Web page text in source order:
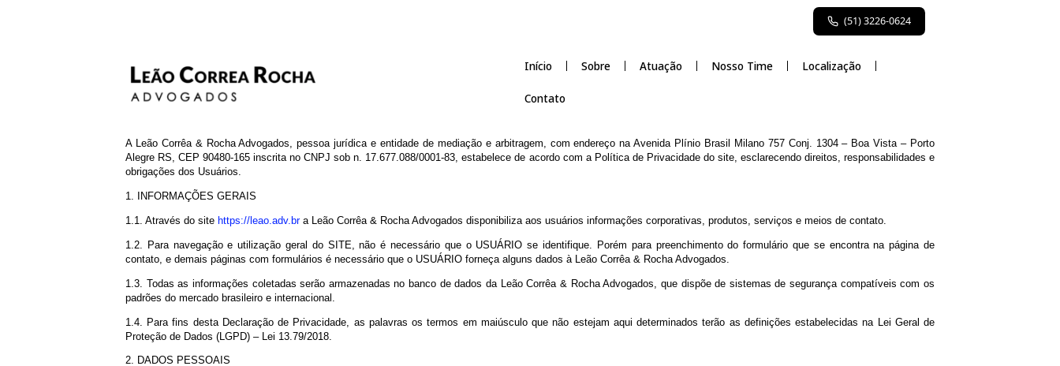
Início Sobre Atuação Nosso Time
A Leão Corrêa & Rocha Advogados, pessoa jurídica e entidade de mediação e arbitragem, com endereço na Avenida Plínio Brasil Milano 757 Conj. 1304 – Boa Vista – Porto
Alegre RS, CEP 90480-165 inscrita no CNPJ sob n. 17.677.088/0001-83, estabelece de acordo com a Política de Privacidade do site, esclarecendo direitos, responsabilidades e
obrigações dos Usuários.
1. INFORMAÇÕES GERAIS
1.1. Através do sitehttps://leao.adv.bra Leão Corrêa & Rocha Advogados disponibiliza aos usuários informações corporativas, produtos, serviços e meios de contato.
contato, e demais páginas com formulários é necessário que o USUÁRIO forneça alguns dados à Leão Corrêa & Rocha Advogados.
1.3. Todas as informações coletadas serão armazenadas no banco de dados da Leão Corrêa & Rocha Advogados, que dispõe de sistemas de segurança compatíveis com os
padrões do mercado brasileiro e internacional.
1.4. Para fins desta Declaração de Privacidade, as palavras os termos em maiúsculo que não estejam aqui determinados terão as definições estabelecidas na Lei Geral de